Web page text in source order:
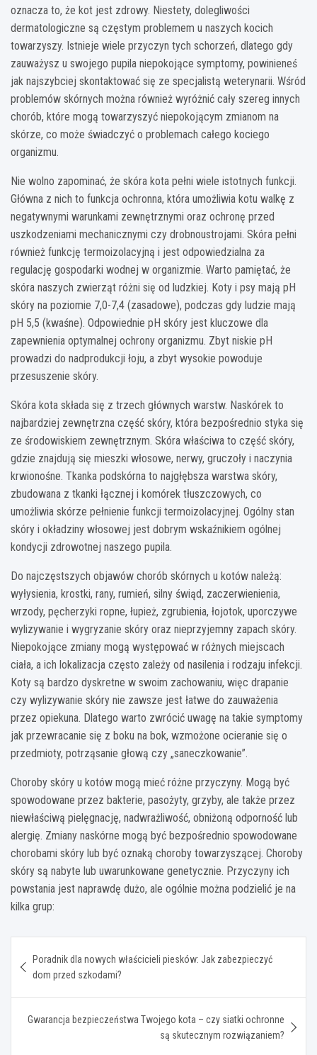
oznacza to, że kot jest zdrowy. Niestety, dolegliwości
dermatologiczne są częstym problemem u naszych kocich
towarzyszy. Istnieje wiele przyczyn tych schorzeń, dlatego gdy
zauważysz u swojego pupila niepokojące symptomy, powinieneś
jak najszybciej skontaktować się ze specjalistą weterynarii. Wśród
problemów skórnych można również wyróżnić cały szereg innych
chorób, które mogą towarzyszyć niepokojącym zmianom na
skórze, co może świadczyć o problemach całego kociego
organizmu.
Nie wolno zapominać, że skóra kota pełni wiele istotnych funkcji.
Główna z nich to funkcja ochronna, która umożliwia kotu walkę z
negatywnymi warunkami zewnętrznymi oraz ochronę przed
uszkodzeniami mechanicznymi czy drobnoustrojami. Skóra pełni
również funkcję termoizolacyjną i jest odpowiedzialna za
regulację gospodarki wodnej w organizmie. Warto pamiętać, że
skóra naszych zwierząt różni się od ludzkiej. Koty i psy mają pH
skóry na poziomie 7,0-7,4 (zasadowe), podczas gdy ludzie mają
pH 5,5 (kwaśne). Odpowiednie pH skóry jest kluczowe dla
zapewnienia optymalnej ochrony organizmu. Zbyt niskie pH
prowadzi do nadprodukcji łoju, a zbyt wysokie powoduje
przesuszenie skóry.
Skóra kota składa się z trzech głównych warstw. Naskórek to
najbardziej zewnętrzna część skóry, która bezpośrednio styka się
ze środowiskiem zewnętrznym. Skóra właściwa to część skóry,
gdzie znajdują się mieszki włosowe, nerwy, gruczoły i naczynia
krwionośne. Tkanka podskórna to najgłębsza warstwa skóry,
zbudowana z tkanki łącznej i komórek tłuszczowych, co
umożliwia skórze pełnienie funkcji termoizolacyjnej. Ogólny stan
skóry i okładziny włosowej jest dobrym wskaźnikiem ogólnej
kondycji zdrowotnej naszego pupila.
Do najczęstszych objawów chorób skórnych u kotów należą:
wyłysienia, krostki, rany, rumień, silny świąd, zaczerwienienia,
wrzody, pęcherzyki ropne, łupież, zgrubienia, łojotok, uporczywe
wylizywanie i wygryzanie skóry oraz nieprzyjemny zapach skóry.
Niepokojące zmiany mogą występować w różnych miejscach
ciała, a ich lokalizacja często zależy od nasilenia i rodzaju infekcji.
Koty są bardzo dyskretne w swoim zachowaniu, więc drapanie
czy wylizywanie skóry nie zawsze jest łatwe do zauważenia
przez opiekuna. Dlatego warto zwrócić uwagę na takie symptomy
jak przewracanie się z boku na bok, wzmożone ocieranie się o
przedmioty, potrząsanie głową czy „saneczkowanie”.
Choroby skóry u kotów mogą mieć różne przyczyny. Mogą być
spowodowane przez bakterie, pasożyty, grzyby, ale także przez
niewłaściwą pielęgnację, nadwrażliwość, obniżoną odporność lub
alergię. Zmiany naskórne mogą być bezpośrednio spowodowane
chorobami skóry lub być oznaką choroby towarzyszącej. Choroby
skóry są nabyte lub uwarunkowane genetycznie. Przyczyny ich
powstania jest naprawdę dużo, ale ogólnie można podzielić je na
kilka grup:
wpisu
Poradnik dla nowych właścicieli piesków: Jak zabezpieczyć
dom przed szkodami?
Gwarancja bezpieczeństwa Twojego kota – czy siatki ochronne
są skutecznym rozwiązaniem?